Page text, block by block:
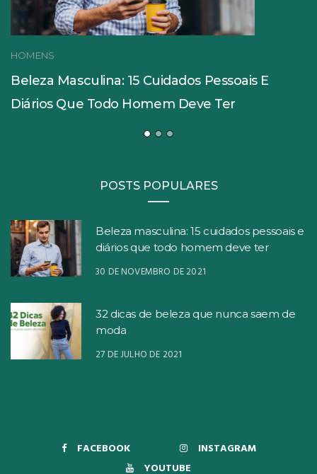
HOMENS
Beleza Masculina: 15 Cuidados Pessoais E
Diários Que Todo Homem Deve Ter
POSTS POPULARES
Beleza masculina: 15 cuidados pessoais e
diários que todo homem deve ter
30 DE NOVEMBRO DE 2021
32 dicas de beleza que nunca saem de
moda
27 DE JULHO DE 2021
FACEBOOK
INSTAGRAM
YOUTUBE